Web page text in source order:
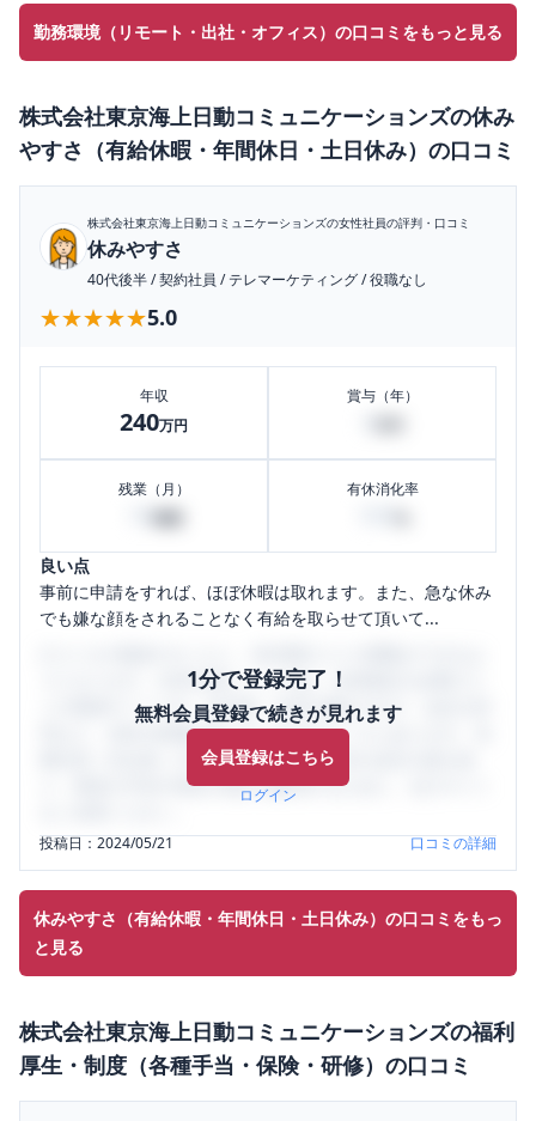
勤務環境（リモート・出社・オフィス）の口コミをもっと見る
株式会社東京海上日動コミュニケーションズの休み
やすさ（有給休暇・年間休日・土日休み） の口コミ
株式会社東京海上日動コミュニケーションズの女性社員の評判・口コミ
休みやすさ
40代後半/契約社員 /テレマーケティング/役職なし
★★★★★
★★★★★5.0
年収
240万円
賞与（年）
残業（月） 有休消化率
良い点
事前に申請をすれば、ほぼ休暇は取れます。また、急な休み
でも嫌な顔をされることなく有給を取らせて頂いて...
1分で登録完了！
無料会員登録で続きが見れます
会員登録はこちら
ログイン
うになります。SHEHUB(シーハブ)は、女性限定の企業口コ
ミの投稿サイトです。給与面・女性の働きやすさ・会社の評
判など、女性の転職は気にすべき点がたくさんあります。先
輩社員（元社員）の口コミを通して、本当の会社の姿を知
り、将来の不安や現在の悩みを解消するために、ぜひサイト
投稿日：2024/05/21 口コミの詳細
休みやすさ（有給休暇・年間休日・土日休み）の口コミをもっ
と見る
株式会社東京海上日動コミュニケーションズの福利
厚生・制度（各種手当・保険・研修） の口コミ